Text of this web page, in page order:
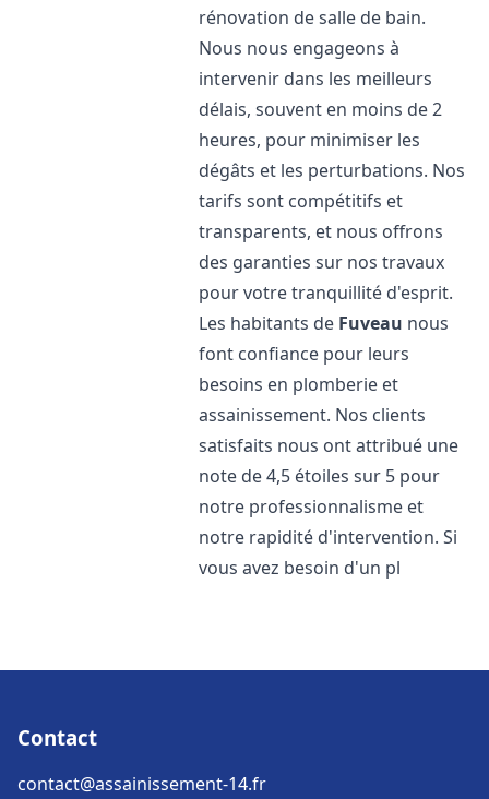
rénovation de salle de bain.
Nous nous engageons à
intervenir dans les meilleurs
délais, souvent en moins de 2
heures, pour minimiser les
dégâts et les perturbations. Nos
tarifs sont compétitifs et
transparents, et nous offrons
des garanties sur nos travaux
pour votre tranquillité d'esprit.
Les habitants de Fuveau nous
font confiance pour leurs
besoins en plomberie et
assainissement. Nos clients
satisfaits nous ont attribué une
note de 4,5 étoiles sur 5 pour
notre professionnalisme et
notre rapidité d'intervention. Si
vous avez besoin d'un pl
Contact
contact@assainissement-14.fr